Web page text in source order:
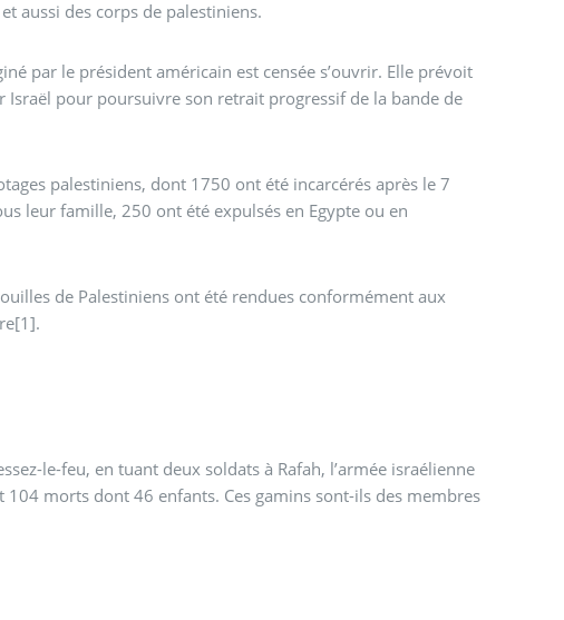
aussi des corps de palestiniens.
par le président américain est censée s’ouvrir. Elle prévoit
pour poursuivre son retrait progressif de la bande de
palestiniens, dont 1750 ont été incarcérés après le 7
leur famille, 250 ont été expulsés en Egypte ou en
de Palestiniens ont été rendues conformément aux
le-feu, en tuant deux soldats à Rafah, l’armée israélienne
morts dont 46 enfants. Ces gamins sont-ils des membres